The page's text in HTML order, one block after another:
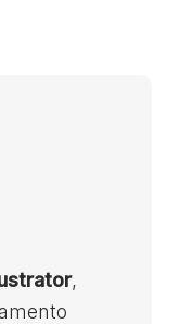
,